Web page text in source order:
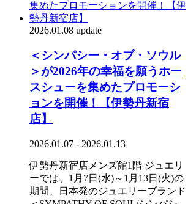
2026.01.08 update
＜シンパシー・オブ・ソウル
＞が2026年の幸福を願うホー
スシューを集めたプロモーシ
ョンを開催！【伊勢丹新宿
店】
2026.01.07 - 2026.01.13
伊勢丹新宿店メンズ館1階 ジュエリ
ーでは、1月7日(水)～1月13日(火)の
期間、日本発のジュエリーブランド